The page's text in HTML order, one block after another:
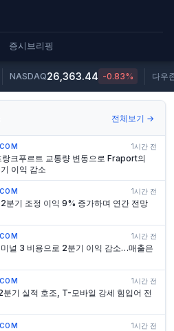
증시브리핑
NASDAQ26,363.44 -0.83% 다우
전체보기 →
1시간 전
랑크푸르트 교통량 변동으로 Fraport의
이익 감소
1시간 전
분기 조정 이익 9% 증가하며 연간 전망
1시간 전
널 3 비용으로 2분기 이익 감소…매출은
1시간 전
분기 실적 호조, T-모바일 강세 힘입어 전
1시간 전